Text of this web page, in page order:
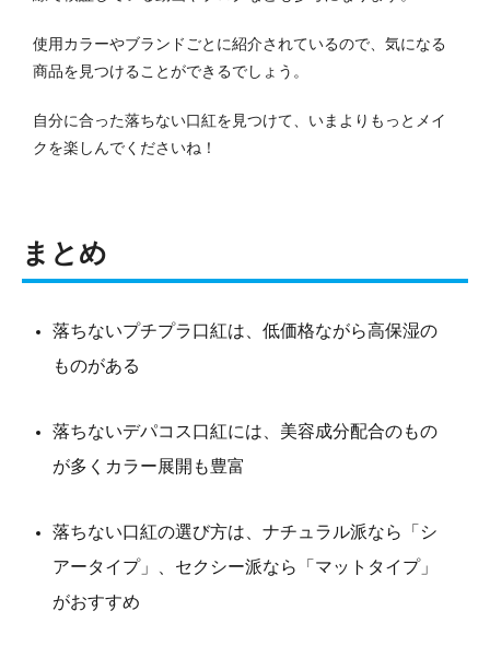
使用カラーやブランドごとに紹介されているので、気になる
商品を見つけることができるでしょう。
自分に合った落ちない口紅を見つけて、いまよりもっとメイ
クを楽しんでくださいね！
まとめ
落ちないプチプラ口紅は、低価格ながら高保湿の
ものがある
落ちないデパコス口紅には、美容成分配合のもの
が多くカラー展開も豊富
落ちない口紅の選び方は、ナチュラル派なら「シ
アータイプ」、セクシー派なら「マットタイプ」
がおすすめ